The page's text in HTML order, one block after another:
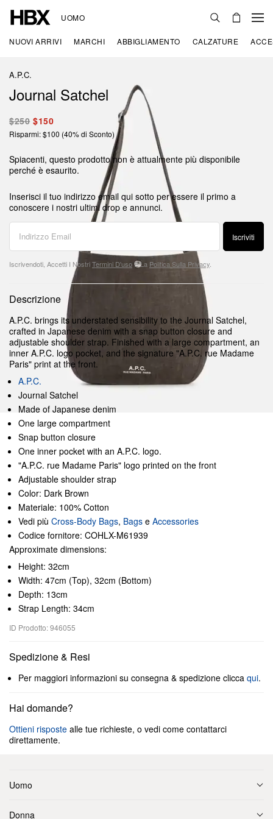
UOMO
NUOVI ARRIVI MARCHI ABBIGLIAMENTO CALZATURE
A.P.C.
Journal Satchel
$250 $150
Risparmi: $100 (40% di Sconto)
Spiacenti, questo prodotto non è attualmente più disponibile
perché è esaurito.
Inserisci il tuo indirizzo email qui sotto per essere il primo a
conoscere i nostri ultimi drop e annunci.
Iscriviti
Iscrivendoti, Accetti I NostriTermini D'usoE La Politica Sulla Privacy
Descrizione
A.P.C. brings its understated sensibility to the Journal Satchel,
crafted in Japanese denim with a snap button closure and
adjustable shoulder strap. Finished with a large compartment, an
inner A.P.C. logo pocket, and the signature "A.P.C. rue Madame
Paris" print at the front.
A.P.C.
Journal Satchel
Made of Japanese denim
One large compartment
Snap button closure
One inner pocket with an A.P.C. logo.
"A.P.C. rue Madame Paris" logo printed on the front
Adjustable shoulder strap
Color: Dark Brown
Materiale: 100% Cotton
Vedi più Cross-Body Bags, Bags e Accessories
Codice fornitore: COHLX-M61939
Approximate dimensions:
Height: 32cm
Width: 47cm (Top), 32cm (Bottom)
Depth: 13cm
Strap Length: 34cm
ID Prodotto: 946055
Spedizione & Resi
Per maggiori informazioni su consegna & spedizione clicca qui.
Hai domande?
Ottieni risposte alle tue richieste, o vedi come contattarci
direttamente.
Uomo
Donna